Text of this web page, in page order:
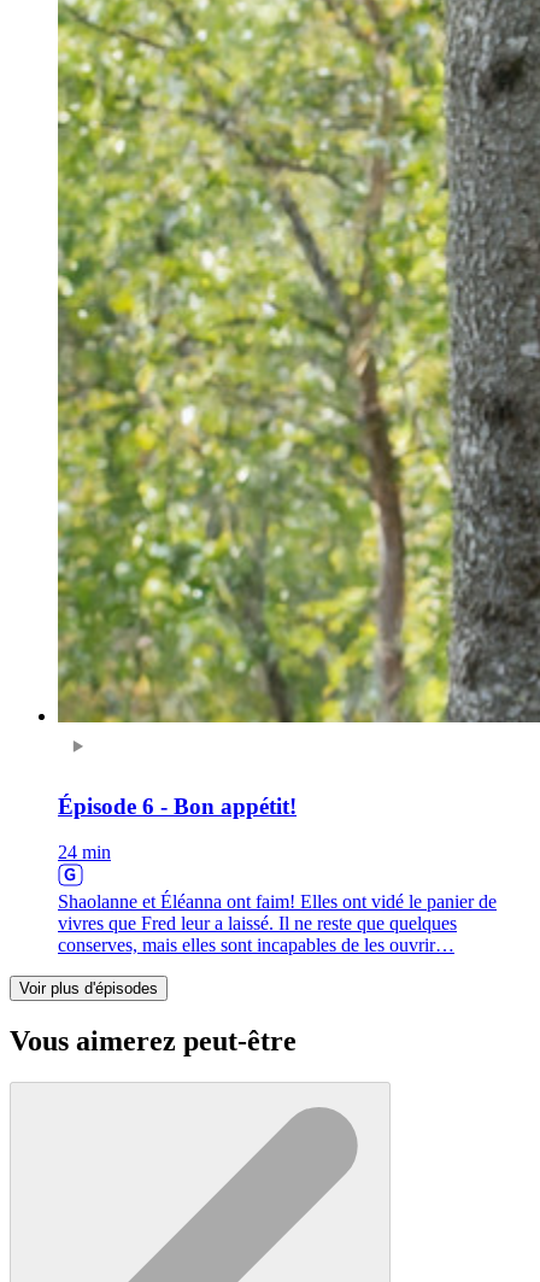
Épisode 6 - Bon appétit!
24 min
Shaolanne et Éléanna ont faim! Elles ont vidé le panier de
vivres que Fred leur a laissé. Il ne reste que quelques
conserves, mais elles sont incapables de les ouvrir…
Voir plus d'épisodes
Vous aimerez peut-être